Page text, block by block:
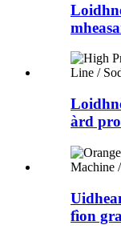
àrd
fìon